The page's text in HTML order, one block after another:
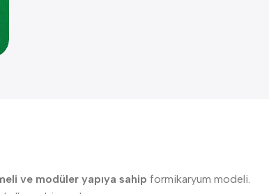
ve modüler yapıya sahip formikaryum modeli.